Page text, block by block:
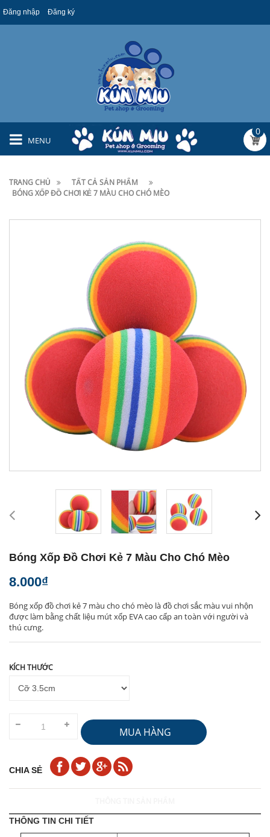
Đăng nhập Đăng ký
MENU
0
TRANG CHỦ
TẤT CẢ SẢN PHẨM
BÓNG XỐP ĐỒ CHƠI KẺ 7 MÀU CHO CHÓ MÈO
Bóng Xốp Đồ Chơi Kẻ 7 Màu Cho Chó Mèo
8.000₫
Bóng xốp đồ chơi kẻ 7 màu cho chó mèo là đồ chơi sắc màu vui nhộn
được làm bằng chất liệu mút xốp EVA cao cấp an toàn với người và
thú cưng.
KÍCH THƯỚC
MUA HÀNG
CHIA SẺ
THÔNG TIN CHI TIẾT